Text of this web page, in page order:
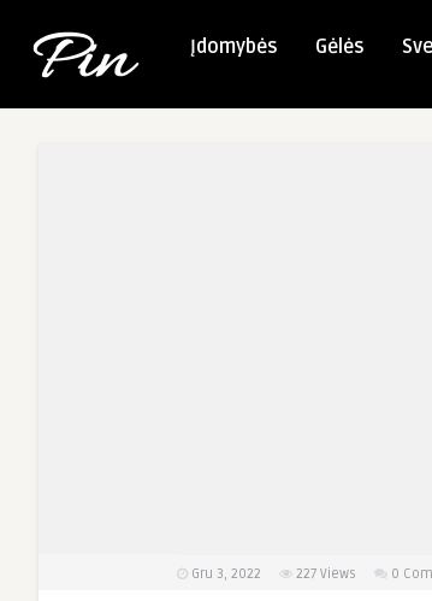
Įdomybės Gėlės
Gru 3, 2022 227 Views 0